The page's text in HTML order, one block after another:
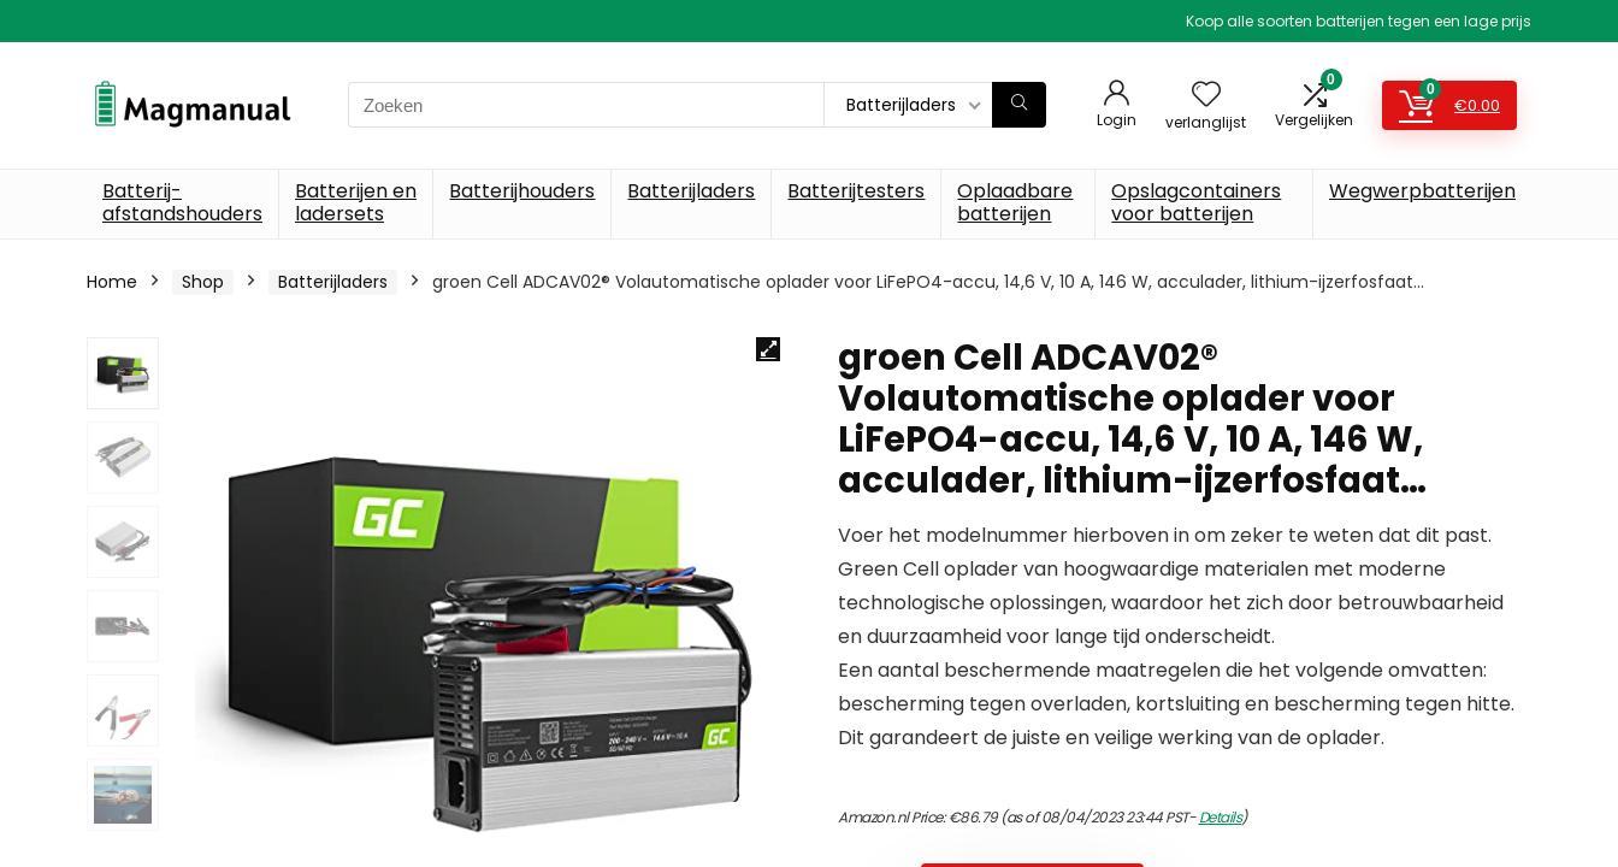
Koop alle soorten batterijen tegen een lage prijs
Search
for:
Batterijladers
Login verlanglijst
0
Vergelijken
0
€0.00
Batterij-
afstandshouders
Batterijen en
ladersets
Batterijhouders Batterijladers Batterijtesters
Oplaadbare
batterijen
Opslagcontainers
voor batterijen
Wegwerpbatterijen
Home Shop Batterijladers groen Cell ADCAV02® Volautomatische oplader voor LiFePO4-accu, 14,6 V, 10 A, 146 W, acculader, lithium-ijzerfosfaat…
groen Cell ADCAV02®
Volautomatische oplader voor
LiFePO4-accu, 14,6 V, 10 A, 146 W,
acculader, lithium-ijzerfosfaat…
Voer het modelnummer hierboven in om zeker te weten dat dit past.
Green Cell oplader van hoogwaardige materialen met moderne
technologische oplossingen, waardoor het zich door betrouwbaarheid
en duurzaamheid voor lange tijd onderscheidt.
Een aantal beschermende maatregelen die het volgende omvatten:
bescherming tegen overladen, kortsluiting en bescherming tegen hitte.
Dit garandeert de juiste en veilige werking van de oplader.
Amazon.nl Price:€86.79(as of 08/04/2023 23:44 PST-Details)